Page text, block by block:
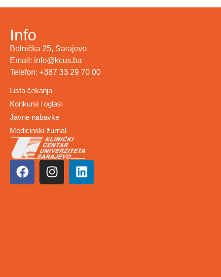
Info
Bolnička 25, Sarajevo
Email: info@kcus.ba
Telefon: +387 33 29 70 00
Lista čekanja
Konkursi i oglasi
Javne nabavke
Medicinski žurnal